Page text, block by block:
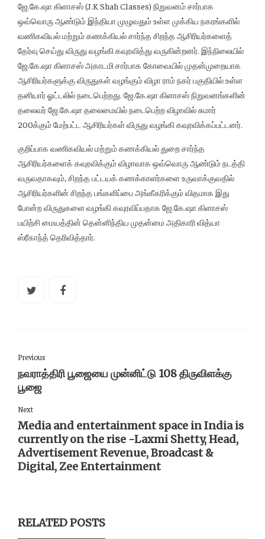
ஜே.கே.ஷா கிளாசஸ் (J.K Shah Classes) நிறுவனம் சார்பாக
ஒவ்வொரு ஆண்டும் இந்தியா முழுவதும் உள்ள முக்கிய நகரங்களில்
வணிகவியல் மற்றும் கணக்கியல் சார்ந்த சிறந்த ஆசிரியர்களைத்
தேர்வு செய்து விருது வழங்கி கவுரவித்து வருகின்றனர். இந்நிலையில்
ஜே.கே.ஷா கிளாசஸ் அகாடமி சார்பாக கோவையில் முதன்முறையாக
ஆசிரியர்களுக்கு விருதுகள் வழங்கும் விழா ராம் நகர் பகுதியில் உள்ள
தனியார் ஓட்டலில் நடைபெற்றது. ஜே.கே.ஷா கிளாசஸ் நிறுவனங்களின்
தலைவர் ஜே.கே.ஷா தலைமையில் நடைபெற்ற விழாவில் சுமார்
200க்கும் மேற்பட்ட ஆசிரியர்கள் விருது வழங்கி கவுரவிக்கப்பட்டனர்.
குறிப்பாக வணிகவியல் மற்றும் கணக்கியல் துறை சார்ந்த
ஆசிரியர்களைக் கவுரவிக்கும் விழாவாக ஒவ்வொரு ஆண்டும் நடத்தி
வருவதாகவும், சிறந்த பட்டயக் கணக்காளர்களை உருவாக்குவதில்
ஆசிரியர்களின் சிறந்த பங்களிப்பை அங்கீகரிக்கும் விதமாக இது
போன்ற விருதுகளை வழங்கி கவுரவிப்பதாக ஜே.கே.ஷா கிளாசஸ்
பயிற்சி மையத்தின் தென்னிந்திய முதன்மை அதிகாரி வித்யா
ஸ்ரீகாந்த் தெரிவித்தார்.
Previous
நவராத்திரி பூஜையை முன்னிட்டு 108 திருவிளக்கு
பூஜை
Next
Media and entertainment space in India is
currently on the rise -Laxmi Shetty, Head,
Advertisement Revenue, Broadcast &
Digital, Zee Entertainment
RELATED POSTS